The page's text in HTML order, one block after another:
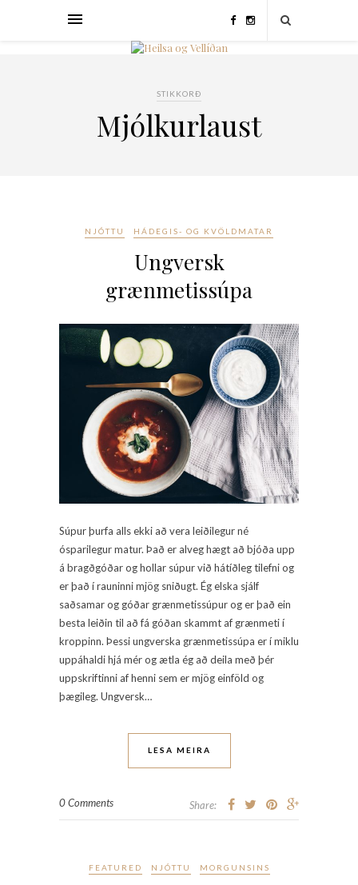
STIKKORÐ
Mjólkurlaust
NJÓTTU HÁDEGIS- OG KVÖLDMATAR
Ungversk
grænmetissúpa
Súpur þurfa alls ekki að vera leiðilegur né
ósparilegur matur. Það er alveg hægt að bjóða upp
á bragðgóðar og hollar súpur við hátíðleg tilefni og
er það í rauninni mjög sniðugt. Ég elska sjálf
saðsamar og góðar grænmetissúpur og er það ein
besta leiðin til að fá góðan skammt af grænmeti í
kroppinn. Þessi ungverska grænmetissúpa er í miklu
uppáhaldi hjá mér og ætla ég að deila með þér
uppskriftinni af henni sem er mjög einföld og
þægileg. Ungversk…
LESA MEIRA
0 Comments Share:
FEATURED NJÓTTU MORGUNSINS